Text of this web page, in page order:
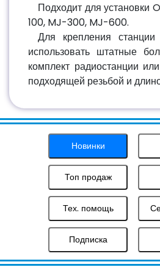
Подходит для установки
100, MJ-300, MJ-600.
Для крепления
использовать штатные
комплект радиостанции
подходящей резьбой и
Новинки
Топ продаж
Тех. помощь
Подписка